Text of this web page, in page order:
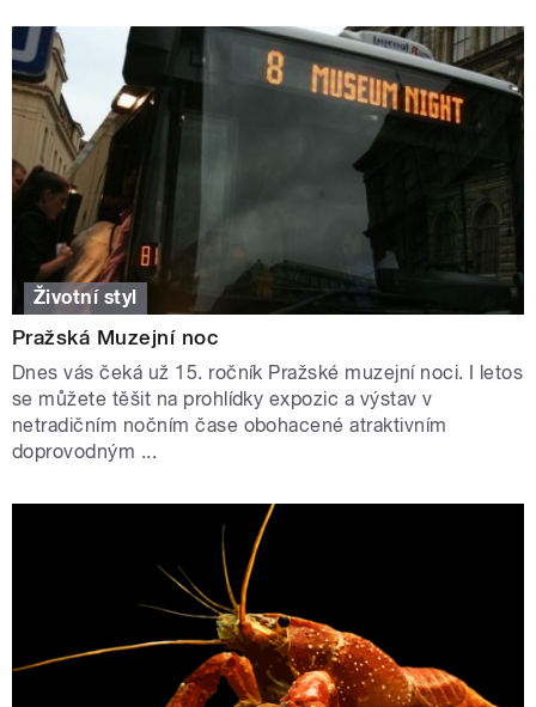
Životní styl
Pražská Muzejní noc
Dnes vás čeká už 15. ročník Pražské muzejní noci. I letos
se můžete těšit na prohlídky expozic a výstav v
netradičním nočním čase obohacené atraktivním
doprovodným ...